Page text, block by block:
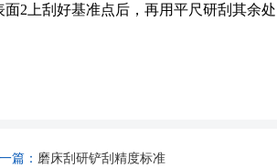
面2上刮好基准点后，再用平尺研刮其余处
篇： 磨床刮研铲刮精度标准